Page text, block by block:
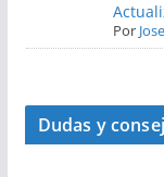
Por
Dudas y